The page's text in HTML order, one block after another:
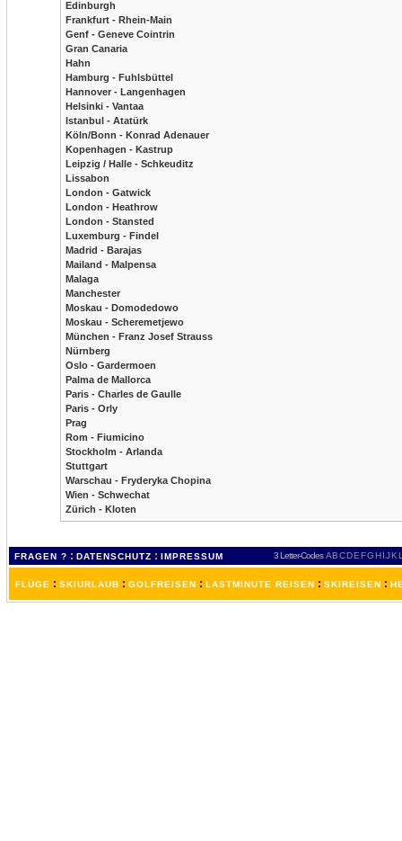
Edinburgh
Frankfurt - Rhein-Main
Genf - Geneve Cointrin
Gran Canaria
Hahn
Hamburg - Fuhlsbüttel
Hannover - Langenhagen
Helsinki - Vantaa
Istanbul - Atatürk
Köln/Bonn - Konrad Adenauer
Kopenhagen - Kastrup
Leipzig / Halle - Schkeuditz
Lissabon
London - Gatwick
London - Heathrow
London - Stansted
Luxemburg - Findel
Madrid - Barajas
Mailand - Malpensa
Malaga
Manchester
Moskau - Domodedowo
Moskau - Scheremetjewo
München - Franz Josef Strauss
Nürnberg
Oslo - Gardermoen
Palma de Mallorca
Paris - Charles de Gaulle
Paris - Orly
Prag
Rom - Fiumicino
Stockholm - Arlanda
Stuttgart
Warschau - Fryderyka Chopina
Wien - Schwechat
Zürich - Kloten
FRAGEN ? : DATENSCHUTZ : IMPRESSUM 3 Letter-Codes ABCDEFGH IJKL
FLÜGE : SKIURLAUB : GOLFREISEN : LASTMINUTE REISEN : SKIREISEN :